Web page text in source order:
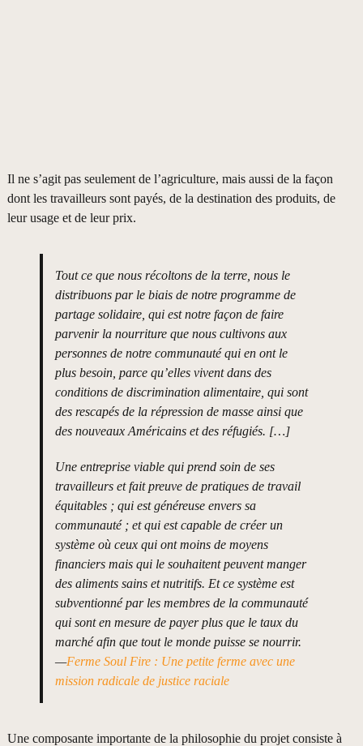
Il ne s’agit pas seulement de l’agriculture, mais aussi de la façon
dont les travailleurs sont payés, de la destination des produits, de
leur usage et de leur prix.
Tout ce que nous récoltons de la terre, nous le
distribuons par le biais de notre programme de
partage solidaire, qui est notre façon de faire
parvenir la nourriture que nous cultivons aux
personnes de notre communauté qui en ont le
plus besoin, parce qu’elles vivent dans des
conditions de discrimination alimentaire, qui sont
des rescapés de la répression de masse ainsi que
des nouveaux Américains et des réfugiés. […]
Une entreprise viable qui prend soin de ses
travailleurs et fait preuve de pratiques de travail
équitables ; qui est généreuse envers sa
communauté ; et qui est capable de créer un
système où ceux qui ont moins de moyens
financiers mais qui le souhaitent peuvent manger
des aliments sains et nutritifs. Et ce système est
subventionné par les membres de la communauté
qui sont en mesure de payer plus que le taux du
marché afin que tout le monde puisse se nourrir.
—Ferme Soul Fire : Une petite ferme avec une
mission radicale de justice raciale
Une composante importante de la philosophie du projet consiste à